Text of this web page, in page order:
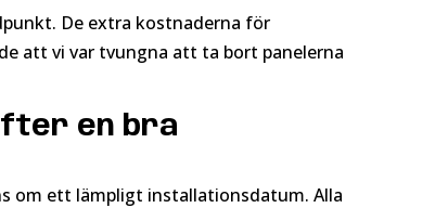
De extra kostnaderna för
att vi var tvungna att ta bort panelerna
en bra
om ett lämpligt installationsdatum. Alla